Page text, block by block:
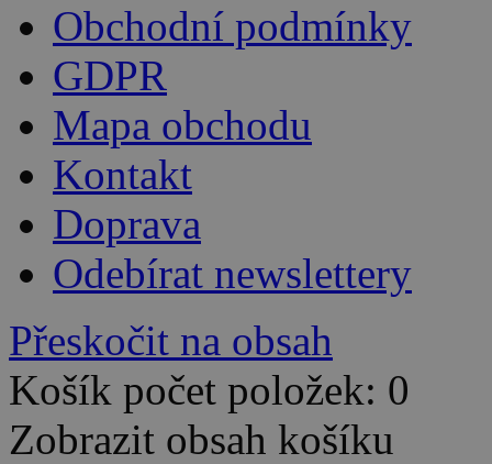
Obchodní podmínky
GDPR
Mapa obchodu
Kontakt
Doprava
Odebírat newslettery
Přeskočit na obsah
Košík počet položek: 0
Zobrazit obsah košíku